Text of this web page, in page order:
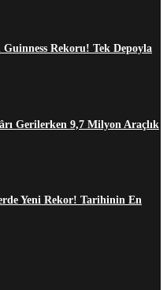
Rekoru! Tek Depoyla
Gerilerken 9,7 Milyon Araçlık
Yeni Rekor! Tarihinin En